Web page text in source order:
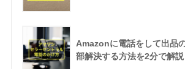
Amazonに電話をして出品
部解決する方法を2分で解説